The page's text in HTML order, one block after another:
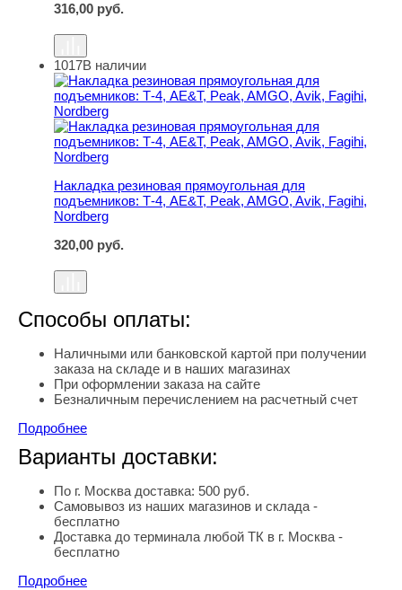
316,00 руб.
Накладка резиновая прямоугольная для
1017В наличии
Накладка резиновая прямоугольная для
подъемников: Т-4, AE&T, Peak, AMGO, Avik, Fagihi,
Nordberg
320,00 руб.
Способы оплаты:
Наличными или банковской картой при получении
заказа на складе и в наших магазинах
При оформлении заказа на сайте
Безналичным перечислением на расчетный счет
Подробнее
Варианты доставки:
По г. Москва доставка: 500 руб.
Самовывоз из наших магазинов и склада -
бесплатно
Доставка до терминала любой ТК в г. Москва -
бесплатно
Подробнее